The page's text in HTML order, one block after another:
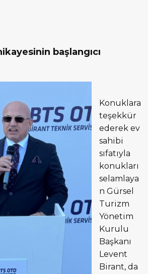
başlangıcı
Konuklara
teşekkür
ederek ev
sahibi
sıfatıyla
konukları
selamlaya
n Gürsel
Turizm
Yönetim
Kurulu
Başkanı
Levent
Birant, da